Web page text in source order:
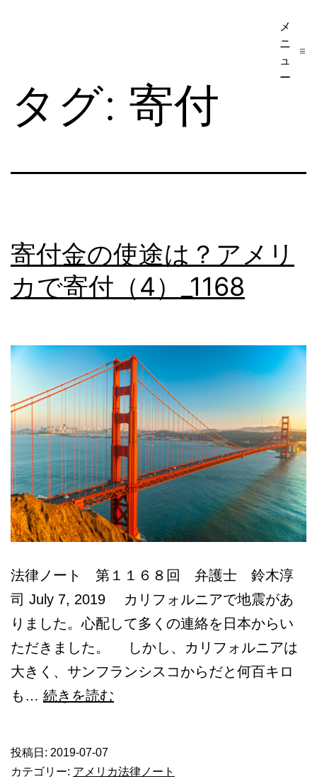
カ
移
ビ
続
き
の
語
談
メ
ニ
ュ
ー
タグ: 寄付
寄付金の使途は？アメリ
カで寄付（4）_1168
法律ノート 第１１６８回 弁護士 鈴木淳
司 July 7, 2019 カリフォルニアで地震があ
りました。心配して多くの連絡を日本からい
ただきました。 しかし、カリフォルニアは
大きく、サンフランシスコからだと何百キロ
も… 続きを読む
の
投稿日: 2019-07-07
カテゴリー: アメリカ法律ノート